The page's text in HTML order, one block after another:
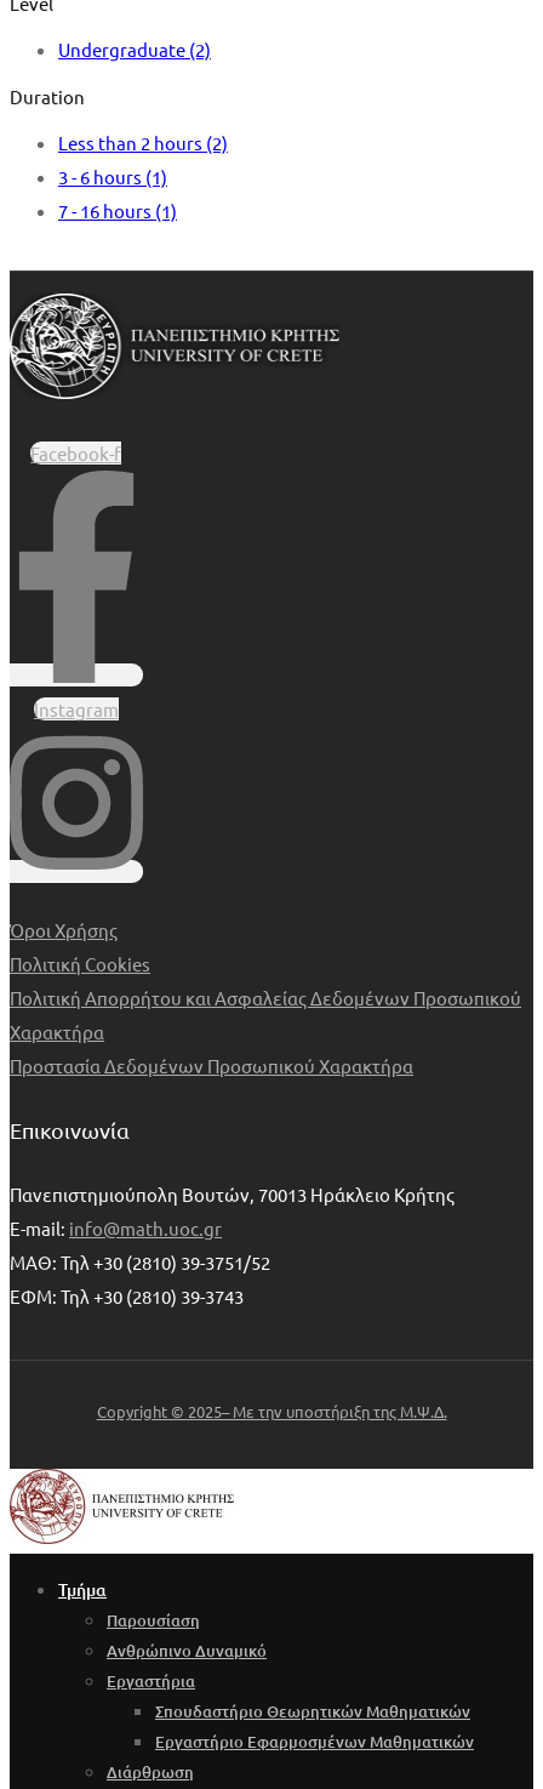
Undergraduate (2)
Duration
Less than 2 hours (2)
3 - 6 hours (1)
7 - 16 hours (1)
Facebook-f
Instagram
Όροι Χρήσης
Πολιτική Cookies
Πολιτική Απορρήτου και Ασφαλείας Δεδομένων Προσωπικού
Χαρακτήρα
Προστασία Δεδομένων Προσωπικού Χαρακτήρα
Επικοινωνία
Πανεπιστημιούπολη Βουτών, 70013 Ηράκλειο Κρήτης
E-mail: info@math.uoc.gr
ΜΑΘ: Τηλ +30 (2810) 39-3751/52
ΕΦΜ: Τηλ +30 (2810) 39-3743
Copyright © 2025– Με την υποστήριξη της Μ.Ψ.Δ.
Τμήμα
Παρουσίαση
Ανθρώπινο Δυναμικό
Εργαστήρια
Σπουδαστήριο Θεωρητικών Μαθηματικών
Εργαστήριο Εφαρμοσμένων Μαθηματικών
Διάρθρωση